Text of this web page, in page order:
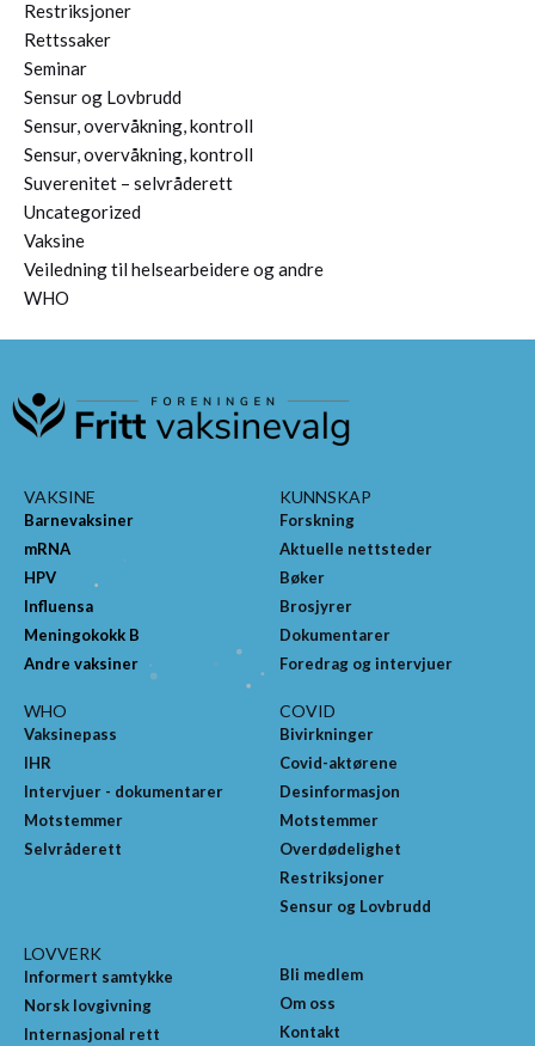
Restriksjoner
Rettssaker
Seminar
Sensur og Lovbrudd
Sensur, overvåkning, kontroll
Sensur, overvåkning, kontroll
Suverenitet – selvråderett
Uncategorized
Vaksine
Veiledning til helsearbeidere og andre
WHO
VAKSINE
Barnevaksiner
mRNA
HPV
Influensa
Meningokokk B
Andre vaksiner
KUNNSKAP
Forskning
Aktuelle nettsteder
Bøker
Brosjyrer
Dokumentarer
Foredrag og intervjuer
WHO
Vaksinepass
IHR
Intervjuer - dokumentarer
Motstemmer
Selvråderett
COVID
Bivirkninger
Covid-aktørene
Desinformasjon
Motstemmer
Overdødelighet
Restriksjoner
Sensur og Lovbrudd
LOVVERK
Informert samtykke
Norsk lovgivning
Internasjonal rett
Bli medlem
Om oss
Kontakt